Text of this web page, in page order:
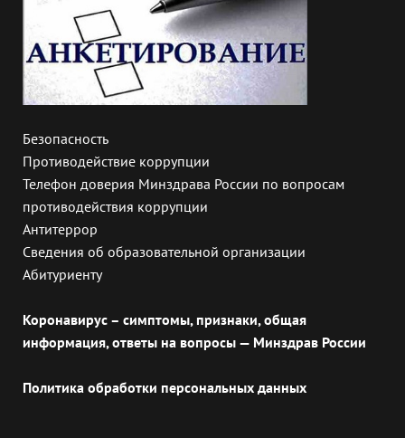
Безопасность
Противодействие коррупции
Телефон доверия Минздрава России по вопросам
противодействия коррупции
Антитеррор
Сведения об образовательной организации
Абитуриенту
Коронавирус – симптомы, признаки, общая
информация, ответы на вопросы — Минздрав России
Политика обработки персональных данных